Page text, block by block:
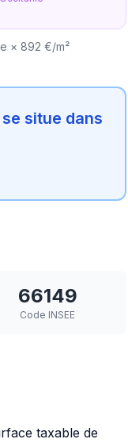
× 892 €/m²
situe dans
66149
Code INSEE
taxable de